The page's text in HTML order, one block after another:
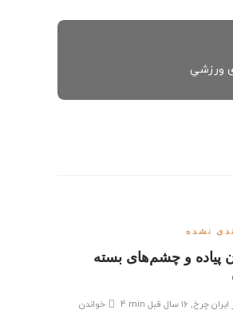
ورزشي
نشده
پیاده و چشم‌های بسته
ایران چرخ, ۱۶ سال قبل 4 min خواندن